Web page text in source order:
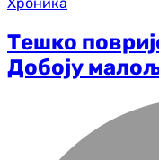
Тешко
Добоју